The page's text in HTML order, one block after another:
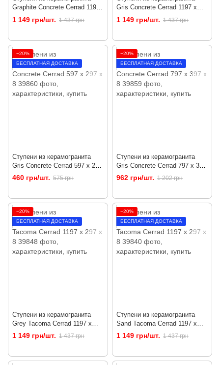
Graphite Concrete Cerrad 1197
x 297 x 8
1 149 грн/шт. 1 437 грн
Gris Concrete Cerrad 1197 x
297 x 8
1 149 грн/шт. 1 437 грн
−20%
БЕСПЛАТНАЯ ДОСТАВКА
Ступени из керамогранита
Gris Concrete Cerrad 597 x 297
x 8
460 грн/шт. 575 грн
−20%
БЕСПЛАТНАЯ ДОСТАВКА
Ступени из керамогранита
Gris Concrete Cerrad 797 x 397
x 8
962 грн/шт. 1 202 грн
−20%
БЕСПЛАТНАЯ ДОСТАВКА
Ступени из керамогранита
Grey Tacoma Cerrad 1197 x
297 x 8
1 149 грн/шт. 1 437 грн
−20%
БЕСПЛАТНАЯ ДОСТАВКА
Ступени из керамогранита
Sand Tacoma Cerrad 1197 x
297 x 8
1 149 грн/шт. 1 437 грн